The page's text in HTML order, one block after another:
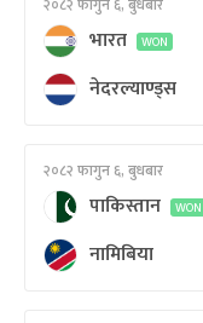
२०८२ फागुन ६, बुधबार
भारत WON
नेदरल्याण्ड्स
२०८२ फागुन ६, बुधबार
पाकिस्तान WON
नामिबिया